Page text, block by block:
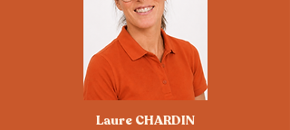
Laure CHARDIN